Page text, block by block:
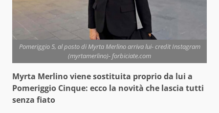
Pomeriggio 5, al posto di Myrta Merlino arriva lui- credit Instagram
(myrtamerlino)- forbiciate.com
Myrta Merlino viene sostituita proprio da lui a
Pomeriggio Cinque: ecco la novità che lascia tutti
senza fiato